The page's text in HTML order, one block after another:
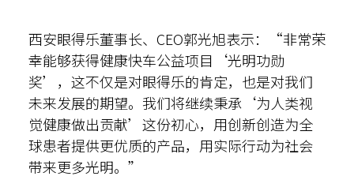
西安眼得乐董事长、CEO郭光旭表示：“非常荣
幸能够获得健康快车公益项目‘光明功勋
奖’，这不仅是对眼得乐的肯定，也是对我们
未来发展的期望。我们将继续秉承‘为人类视
觉健康做出贡献’这份初心，用创新创造为全
球患者提供更优质的产品，用实际行动为社会
带来更多光明。”